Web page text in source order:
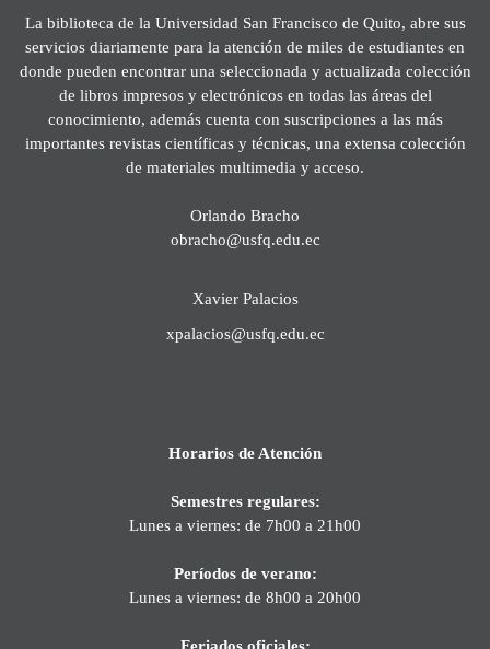
La biblioteca de la Universidad San Francisco de Quito, abre sus
servicios diariamente para la atención de miles de estudiantes en
donde pueden encontrar una seleccionada y actualizada colección
de libros impresos y electrónicos en todas las áreas del
conocimiento, además cuenta con suscripciones a las más
importantes revistas científicas y técnicas, una extensa colección
de materiales multimedia y acceso.
Orlando Bracho
obracho@usfq.edu.ec
Xavier Palacios
xpalacios@usfq.edu.ec
Horarios de Atención
Semestres regulares:
Lunes a viernes: de 7h00 a 21h00
Períodos de verano:
Lunes a viernes: de 8h00 a 20h00
Feriados oficiales: